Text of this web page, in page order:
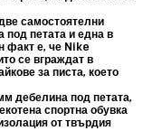
самостоятелни
под петата и една в
факт е, че Nike
се вграждат в
за писта, което
дебелина под петата,
спортна обувка
от твърдия